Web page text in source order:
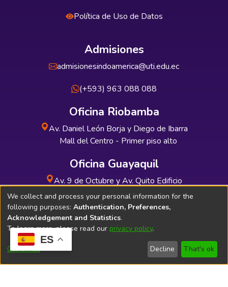
ES
Política de Uso de Datos
Admisiones
admisionesindoamerica@uti.edu.ec
(+593) 963 088 088
Oficina Riobamba
Av. Daniel León Borja y Diego de Ibarra
Mall del Centro - Primer piso alto
Oficina Guayaquil
Av. 9 de Octubre y Av. Quito Edificio
INDUAUTO - Planta baja
Soporte Técnico Bibliolatino.com
We collect and process your personal information for the
following purposes: Authentication, Preferences,
Acknowledgement and Statistics.
To learn more, please read our privacy policy.
Customize Decline That's ok